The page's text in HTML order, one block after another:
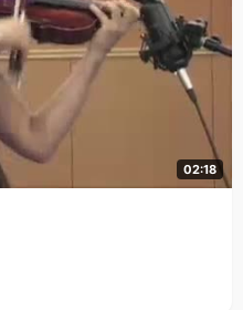
02:18